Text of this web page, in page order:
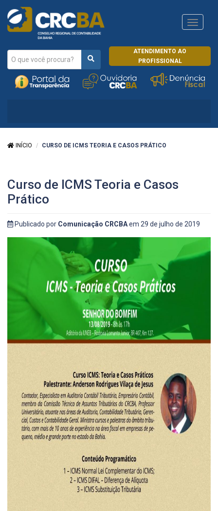
ATENDIMENTO AO
PROFISSIONAL
CRCRJ
INÍCIO CURSO DE ICMS TEORIA E CASOS PRÁTICO
Curso de ICMS Teoria e Casos
Prático
Publicado por Comunicação CRCBAem 29 de julho de 2019